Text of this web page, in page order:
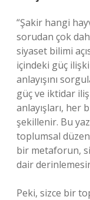
“Şakir hangi
sorudan çok
siyaset bilimi
içindeki güç
anlayışını
güç ve iktidar
anlayışları, her
şekillenir. Bu
toplumsal
bir metaforun,
dair
Peki, sizce bir